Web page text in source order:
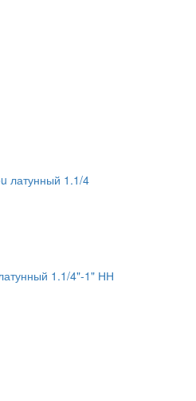
1.1/4"-1" НН